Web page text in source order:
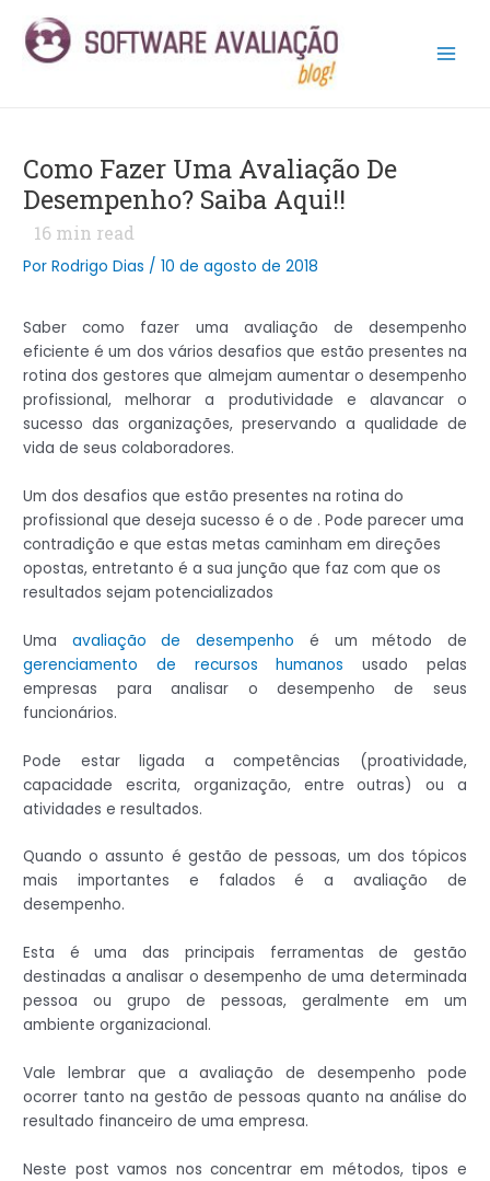
para
Como Fazer Uma Avaliação De
Desempenho? Saiba Aqui!!
16 min read
PorRodrigo Dias /10 de agosto de 2018
Saber como fazer uma avaliação de desempenho
eficiente é um dos vários desafios que estão presentes na
rotina dos gestores que almejam aumentar o desempenho
profissional, melhorar a produtividade e alavancar o
sucesso das organizações, preservando a qualidade de
vida de seus colaboradores.
Um dos desafios que estão presentes na rotina do
profissional que deseja sucesso é o de . Pode parecer uma
contradição e que estas metas caminham em direções
opostas, entretanto é a sua junção que faz com que os
resultados sejam potencializados
Uma avaliação de desempenho é um método de
gerenciamento de recursos humanos usado pelas
empresas para analisar o desempenho de seus
funcionários.
Pode estar ligada a competências (proatividade,
capacidade escrita, organização, entre outras) ou a
atividades e resultados.
Quando o assunto é gestão de pessoas, um dos tópicos
mais importantes e falados é a avaliação de
desempenho.
Esta é uma das principais ferramentas de gestão
destinadas a analisar o desempenho de uma determinada
pessoa ou grupo de pessoas, geralmente em um
ambiente organizacional.
Vale lembrar que a avaliação de desempenho pode
ocorrer tanto na gestão de pessoas quanto na análise do
resultado financeiro de uma empresa.
Neste post vamos nos concentrar em métodos, tipos e
navigation